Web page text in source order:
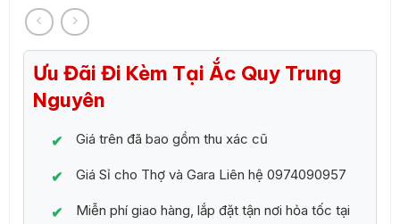
Ưu Đãi Đi Kèm Tại Ắc Quy Trung
Nguyên
Giá trên đã bao gồm thu xác cũ
Giá Sỉ cho Thợ và Gara Liên hệ 0974090957
Miễn phí giao hàng, lắp đặt tận nơi hỏa tốc tại